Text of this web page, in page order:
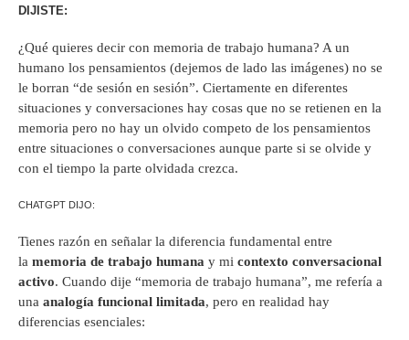
DIJISTE:
¿Qué quieres decir con memoria de trabajo humana? A un
humano los pensamientos (dejemos de lado las imágenes) no se
le borran “de sesión en sesión”. Ciertamente en diferentes
situaciones y conversaciones hay cosas que no se retienen en la
memoria pero no hay un olvido competo de los pensamientos
entre situaciones o conversaciones aunque parte si se olvide y
con el tiempo la parte olvidada crezca.
CHATGPT DIJO:
Tienes razón en señalar la diferencia fundamental entre
la memoria de trabajo humana y mi contexto conversacional
activo. Cuando dije “memoria de trabajo humana”, me refería a
una analogía funcional limitada, pero en realidad hay
diferencias esenciales: